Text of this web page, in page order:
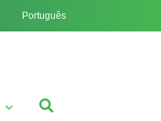
Português